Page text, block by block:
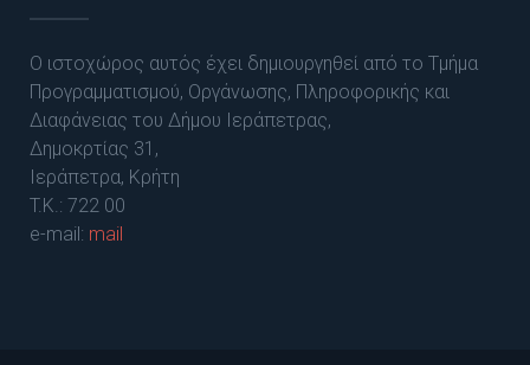
Ο ιστοχώρος αυτός έχει δημιουργηθεί από το Τμήμα
Προγραμματισμού, Οργάνωσης, Πληροφορικής και
Διαφάνειας του Δήμου Ιεράπετρας,
Δημοκρτίας 31,
Ιεράπετρα, Κρήτη
T.K.: 722 00
e-mail: mail